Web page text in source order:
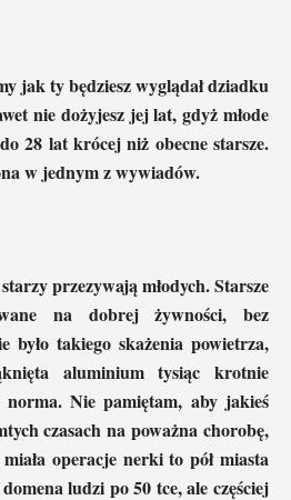
jak ty będziesz wyglądał dziadku
nie dożyjesz jej lat, gdyż młode
28 lat krócej niż obecne starsze.
w jednym z wywiadów.
przezywają młodych. Starsze
na dobrej żywności, bez
było takiego skażenia powietrza,
aluminium tysiąc krotnie
norma. Nie pamiętam, aby jakieś
czasach na poważna chorobę,
operacje nerki to pół miasta
ludzi po 50 tce, ale częściej